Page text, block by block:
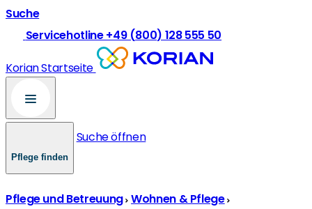
Suche
Servicehotline +49 (800) 128 555 50
Korian Startseite
Pflege finden
Suche öffnen
Pflege und Betreuung Wohnen & Pflege